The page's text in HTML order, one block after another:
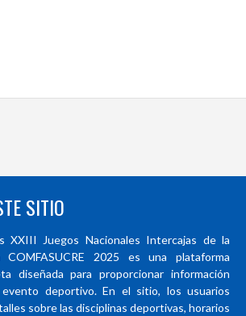
SITIO
Juegos Nacionales Intercajas de la
COMFASUCRE 2025 es una plataforma
diseñada para proporcionar información
deportivo. En el sitio, los usuarios
sobre las disciplinas deportivas, horarios